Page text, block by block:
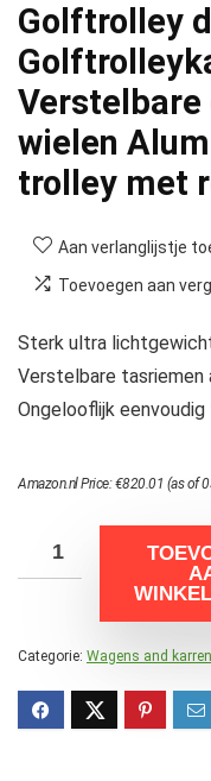
Golftrolley
wielen
trolley met
Aan verlanglijstje
Toevoegen aan
Sterk ultra
Verstelbare tasriemen
Ongelooflijk
Amazon.nl Price:€820.01 (as of
Categorie: Wagens and karren